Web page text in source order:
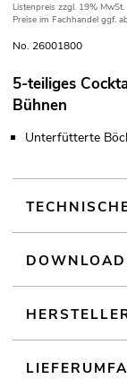
Listenpreis zzgl. 19% MwSt.
Preise im Fachhandel ggf.
No. 26001800
5-teiliges
Bühnen
Unterfütterte